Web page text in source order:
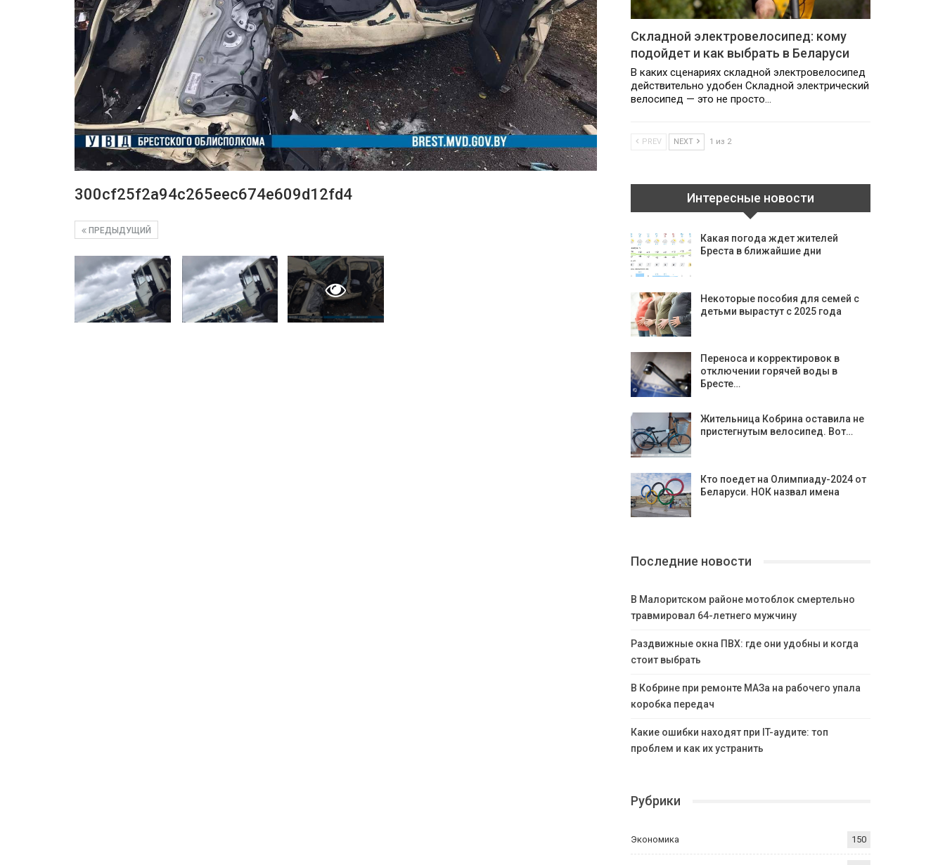
300cf25f2a94c265eec674e609d12fd4
ПРЕДЫДУЩИЙ
Складной электровелосипед: кому
подойдет и как выбрать в Беларуси
В каких сценариях складной электровелосипед
действительно удобен Складной электрический
велосипед — это не просто…
PREV NEXT 1 из 2
Интересные новости
Какая погода ждет жителей
Бреста в ближайшие дни
Некоторые пособия для семей с
детьми вырастут с 2025 года
Переноса и корректировок в
отключении горячей воды в
Бресте…
Жительница Кобрина оставила не
пристегнутым велосипед. Вот…
Кто поедет на Олимпиаду-2024 от
Беларуси. НОК назвал имена
Последние новости
В Малоритском районе мотоблок смертельно
травмировал 64-летнего мужчину
Раздвижные окна ПВХ: где они удобны и когда
стоит выбрать
В Кобрине при ремонте МАЗа на рабочего упала
коробка передач
Какие ошибки находят при IT-аудите: топ
проблем и как их устранить
Рубрики
Экономика 150